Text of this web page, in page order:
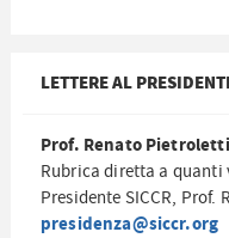
LETTERE AL
Prof. Renato Pietroletti
Rubrica diretta a quanti
Presidente SICCR, Prof.
presidenza@siccr.org